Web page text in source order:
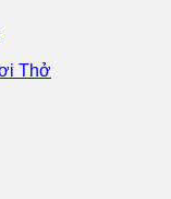
Thở